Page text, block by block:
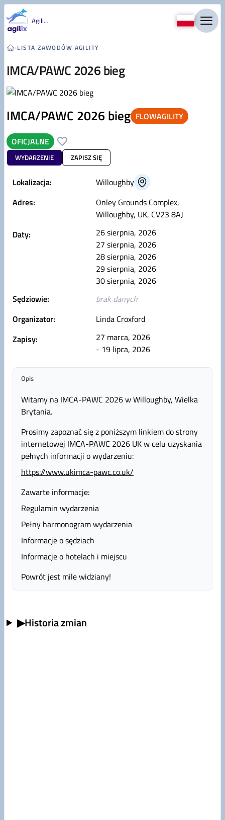
Przejdź do treści
Agility
›LISTA ZAWODÓW AGILITY
IMCA/PAWC 2026 bieg
IMCA/PAWC 2026 bieg FLOWAGILITY
OFICJALNE
WYDARZENIE ZAPISZ SIĘ
Lokalizacja:
Willoughby
Adres:
Onley Grounds Complex,
Willoughby, UK, CV23 8AJ
Daty:
26 sierpnia, 2026
27 sierpnia, 2026
28 sierpnia, 2026
29 sierpnia, 2026
30 sierpnia, 2026
Sędziowie:
brak danych
Organizator:
Linda Croxford
Zapisy:
27 marca, 2026
- 19 lipca, 2026
Opis
Witamy na IMCA-PAWC 2026 w Willoughby, Wielka
Brytania.
Prosimy zapoznać się z poniższym linkiem do strony
internetowej IMCA-PAWC 2026 UK w celu uzyskania
pełnych informacji o wydarzeniu:
https://www.ukimca-pawc.co.uk/
Zawarte informacje:
Regulamin wydarzenia
Pełny harmonogram wydarzenia
Informacje o sędziach
Informacje o hotelach i miejscu
Powrót jest mile widziany!
▶Historia zmian